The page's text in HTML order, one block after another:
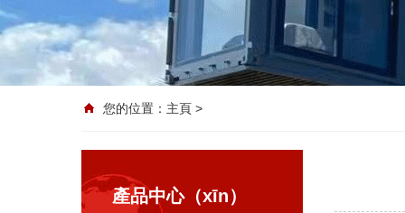
您的位置： 主頁 >
產品中心（xīn）